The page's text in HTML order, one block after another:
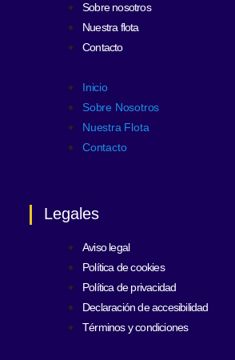
Sobre nosotros
Nuestra flota
Contacto
Inicio
Sobre Nosotros
Nuestra Flota
Contacto
Legales
Aviso legal
Política de cookies
Política de privacidad
Declaración de accesibilidad
Términos y condiciones